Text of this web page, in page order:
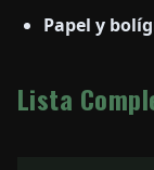
Papel y
Lista